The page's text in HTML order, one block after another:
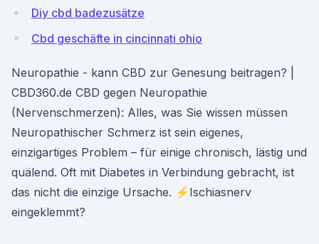
Diy cbd badezusätze
Cbd geschäfte in cincinnati ohio
Neuropathie - kann CBD zur Genesung beitragen? |
CBD360.de CBD gegen Neuropathie
(Nervenschmerzen): Alles, was Sie wissen müssen
Neuropathischer Schmerz ist sein eigenes,
einzigartiges Problem – für einige chronisch, lästig und
quälend. Oft mit Diabetes in Verbindung gebracht, ist
das nicht die einzige Ursache. ⚡Ischiasnerv
eingeklemmt?